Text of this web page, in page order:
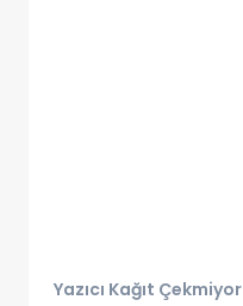
Yazıcı Kağıt Çekmiyor